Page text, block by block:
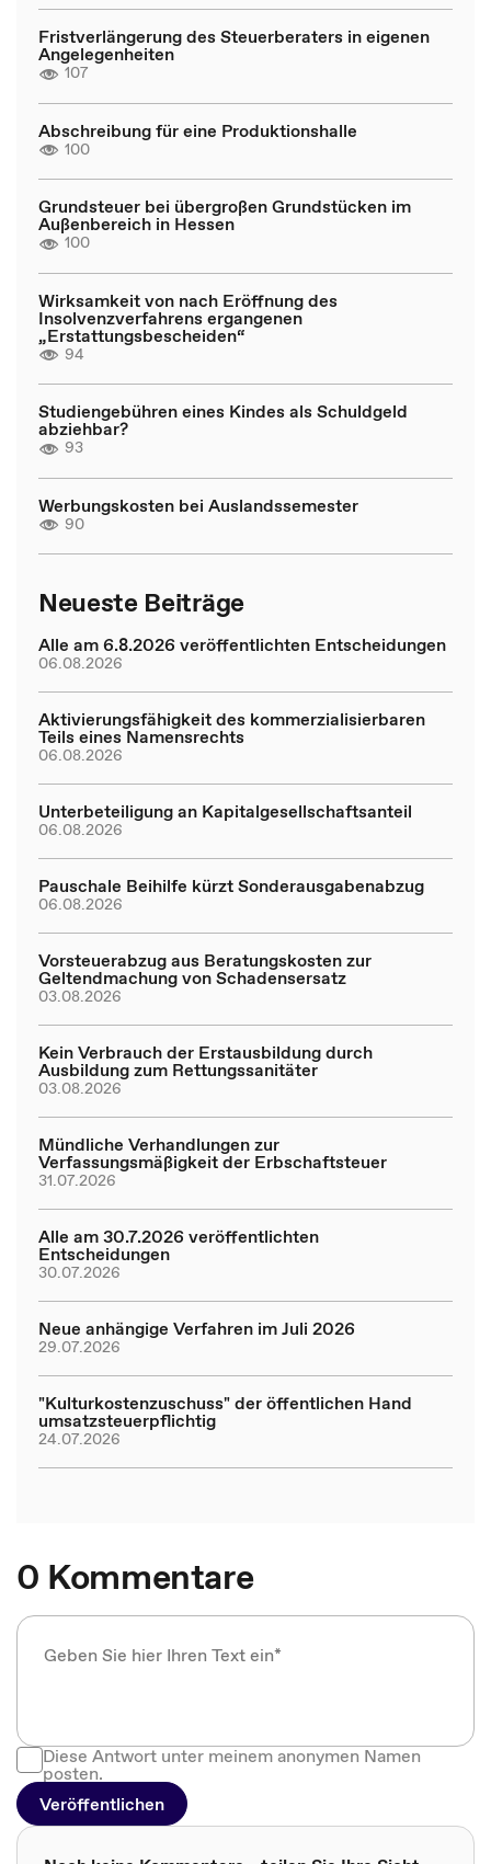
Fristverlängerung des Steuerberaters in eigenen
Angelegenheiten
107
Abschreibung für eine Produktionshalle
100
Grundsteuer bei übergroßen Grundstücken im
Außenbereich in Hessen
100
Wirksamkeit von nach Eröffnung des
Insolvenzverfahrens ergangenen
„Erstattungsbescheiden“
94
Studiengebühren eines Kindes als Schuldgeld
abziehbar?
93
Werbungskosten bei Auslandssemester
90
Neueste Beiträge
Alle am 6.8.2026 veröffentlichten Entscheidungen
06.08.2026
Aktivierungsfähigkeit des kommerzialisierbaren
Teils eines Namensrechts
06.08.2026
Unterbeteiligung an Kapitalgesellschaftsanteil
06.08.2026
Pauschale Beihilfe kürzt Sonderausgabenabzug
06.08.2026
Vorsteuerabzug aus Beratungskosten zur
Geltendmachung von Schadensersatz
03.08.2026
Kein Verbrauch der Erstausbildung durch
Ausbildung zum Rettungssanitäter
03.08.2026
Mündliche Verhandlungen zur
Verfassungsmäßigkeit der Erbschaftsteuer
31.07.2026
Alle am 30.7.2026 veröffentlichten
Entscheidungen
30.07.2026
Neue anhängige Verfahren im Juli 2026
29.07.2026
"Kulturkostenzuschuss" der öffentlichen Hand
umsatzsteuerpflichtig
24.07.2026
0 Kommentare
Diese Antwort unter meinem anonymen Namen
posten.
Veröffentlichen